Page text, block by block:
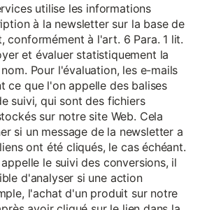
utilise les informations
à la newsletter sur la base de
conformément à l'art. 6 Para. 1 lit.
et évaluer statistiquement la
Pour l'évaluation, les e-mails
ce que l'on appelle des balises
suivi, qui sont des fichiers
sur notre site Web. Cela
si un message de la newsletter a
ont été cliqués, le cas échéant.
le suivi des conversions, il
d'analyser si une action
l'achat d'un produit sur notre